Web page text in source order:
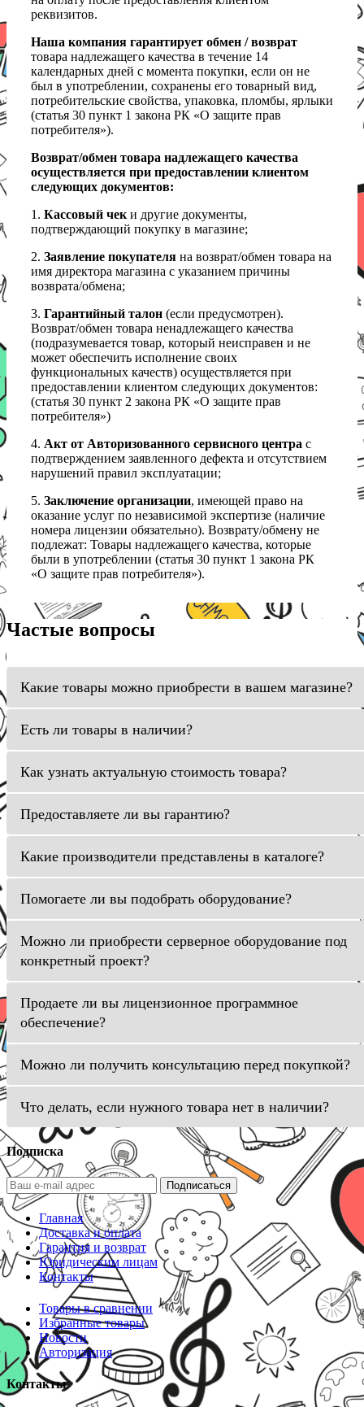
реквизитов.
Наша компания гарантирует обмен / возврат
товара надлежащего качества в течение 14
календарных дней с момента покупки, если он не
был в употреблении, сохранены его товарный вид,
потребительские свойства, упаковка, пломбы, ярлыки
(статья 30 пункт 1 закона РК «О защите прав
потребителя»).
Возврат/обмен товара надлежащего качества
осуществляется при предоставлении клиентом
следующих документов:
1. Кассовый чек и другие документы,
подтверждающий покупку в магазине;
2. Заявление покупателя на возврат/обмен товара на
имя директора магазина с указанием причины
возврата/обмена;
3. Гарантийный талон (если предусмотрен).
Возврат/обмен товара ненадлежащего качества
(подразумевается товар, который неисправен и не
может обеспечить исполнение своих
функциональных качеств) осуществляется при
предоставлении клиентом следующих документов:
(статья 30 пункт 2 закона РК «О защите прав
потребителя»)
4. Акт от Авторизованного сервисного центра с
подтверждением заявленного дефекта и отсутствием
нарушений правил эксплуатации;
5. Заключение организации, имеющей право на
оказание услуг по независимой экспертизе (наличие
номера лицензии обязательно). Возврату/обмену не
подлежат: Товары надлежащего качества, которые
были в употреблении (статья 30 пункт 1 закона РК
«О защите прав потребителя»).
Частые вопросы
Какие товары можно приобрести в вашем магазине?
Есть ли товары в наличии?
Как узнать актуальную стоимость товара?
Предоставляете ли вы гарантию?
Какие производители представлены в каталоге?
Помогаете ли вы подобрать оборудование?
Можно ли приобрести серверное оборудование под
конкретный проект?
Продаете ли вы лицензионное программное
обеспечение?
Можно ли получить консультацию перед покупкой?
Что делать, если нужного товара нет в наличии?
Подписка
Подписаться
Главная
Доставка и оплата
Гарантия и возврат
Юридическим лицам
Контакты
Товары в сравнении
Избранные товары
Новости
Авторизация
Контакты